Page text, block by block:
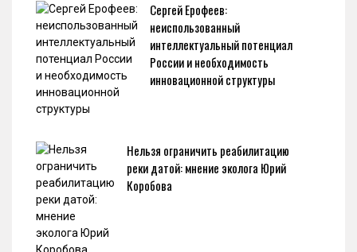
Сергей Ерофеев:
неиспользованный
интеллектуальный потенциал
России и необходимость
инновационной структуры
Нельзя ограничить реабилитацию
реки датой: мнение эколога Юрий
Коробова